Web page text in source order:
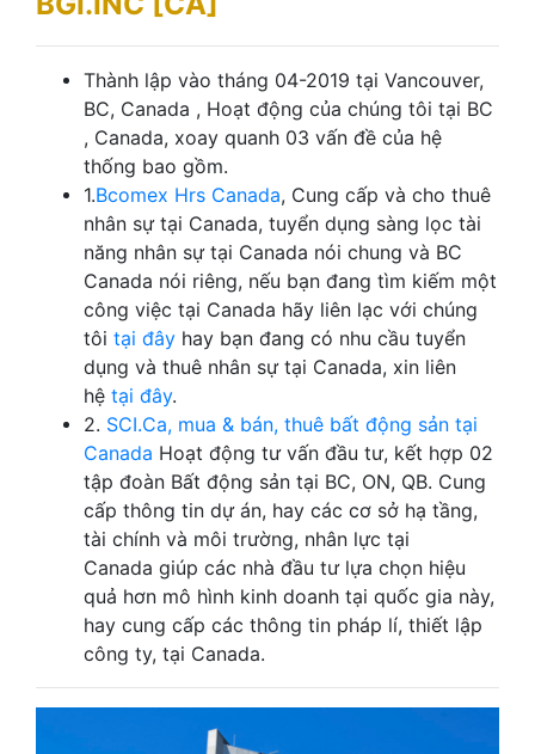
Thành lập vào tháng 04-2019 tại Vancouver,
BC, Canada , Hoạt động của chúng tôi tại BC
, Canada, xoay quanh 03 vấn đề của hệ
thống bao gồm.
1.Bcomex Hrs Canada, Cung cấp và cho thuê
nhân sự tại Canada, tuyển dụng sàng lọc tài
năng nhân sự tại Canada nói chung và BC
Canada nói riêng, nếu bạn đang tìm kiếm một
công việc tại Canada hãy liên lạc với chúng
tôi tại đây hay bạn đang có nhu cầu tuyển
dụng và thuê nhân sự tại Canada, xin liên
hệ tại đây.
2. SCI.Ca, mua & bán, thuê bất động sản tại
Canada Hoạt động tư vấn đầu tư, kết hợp 02
tập đoàn Bất động sản tại BC, ON, QB. Cung
cấp thông tin dự án, hay các cơ sở hạ tầng,
tài chính và môi trường, nhân lực tại
Canada giúp các nhà đầu tư lựa chọn hiệu
quả hơn mô hình kinh doanh tại quốc gia này,
hay cung cấp các thông tin pháp lí, thiết lập
công ty, tại Canada.